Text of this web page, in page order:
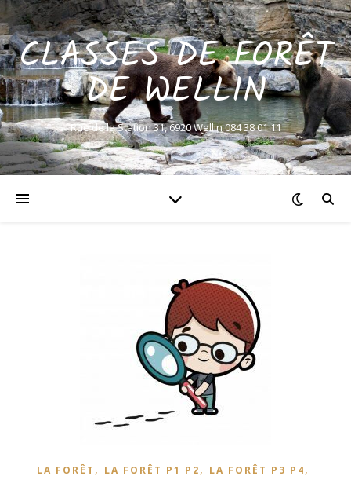
CLASSES DE FORÊT
DE WELLIN
Rue de la Station 31, 6920 Wellin 084 38 01 11
LA FORÊT , LA FORÊT P1 P2, LA FORÊT P3 P4,